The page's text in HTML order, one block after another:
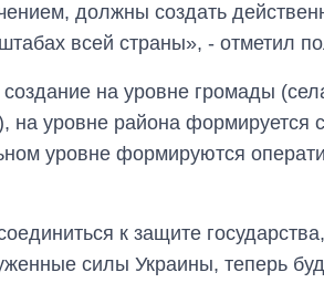
должны создать
всей страны», - отметил
на уровне громады
на уровне района формируется
уровне формируются
к защите
силы Украины, теперь